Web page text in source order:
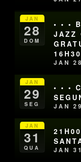
JAN
28
DOM
• • •
JAZZ
16H30
JAN
JAN
29
SEG
• • •
JAN
JAN
31
QUA JAN